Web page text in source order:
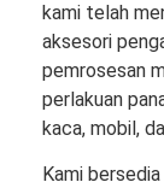
kami telah
aksesori
pemrosesan
perlakuan
kaca, mobil,
Kami